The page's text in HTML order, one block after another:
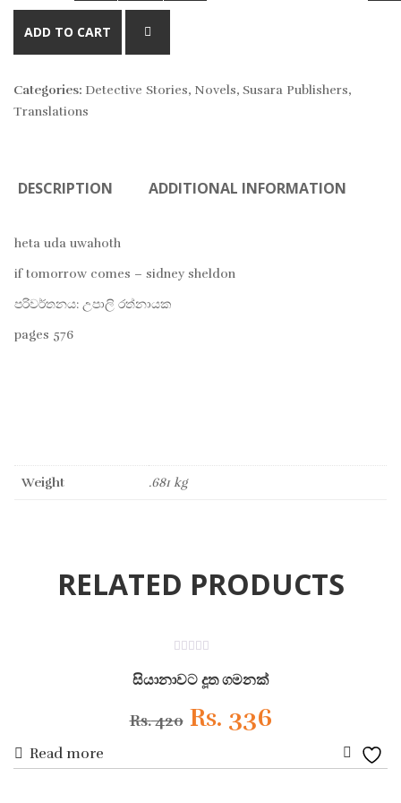
ADD TO CART
Categories: Detective Stories, Novels, Susara Publishers,
Translations
DESCRIPTION ADDITIONAL INFORMATION
heta uda uwahoth
if tomorrow comes – sidney sheldon
පරිවර්තනය: උපාලි රත්නායක
pages 576
Weight .681 kg
RELATED PRODUCTS
out
of
සියානාවට දූත ගමනක්
Rs.420 Original
price
Rs. 336Current
price
Read more